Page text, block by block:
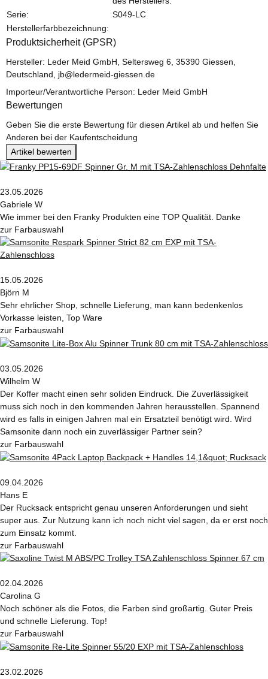
Serie:
S049-LC
Herstellerfarbbezeichnung:
Produktsicherheit (GPSR)
Hersteller: Leder Meid GmbH, Seltersweg 6, 35390 Giessen,
Deutschland, jb@ledermeid-giessen.de
Importeur/Verantwortliche Person: Leder Meid GmbH
Bewertungen
Geben Sie die erste Bewertung für diesen Artikel ab und helfen Sie
Anderen bei der Kaufentscheidung
Artikel bewerten
23.05.2026
Gabriele W
Wie immer bei den Franky Produkten eine TOP Qualität. Danke
zur Farbauswahl
15.05.2026
Björn M
Sehr ehrlicher Shop, schnelle Lieferung, man kann bedenkenlos
Vorkasse leisten, Top Ware
zur Farbauswahl
03.05.2026
Wilhelm W
Der Koffer macht einen sehr soliden Eindruck. Die Zuverlässigkeit
muss sich noch in den kommenden Jahren herausstellen. Spannend
wird es falls in einigen Jahren mal ein Ersatzteil benötigt wird. Wird
Samsonite dann noch ein zuverlässiger Partner sein?
zur Farbauswahl
09.04.2026
Hans E
Der Rucksack entspricht genau unseren Anforderungen und sieht
super aus. Zur Nutzung kann ich noch nicht viel sagen, da er erst noch
zum Einsatz kommt.
zur Farbauswahl
02.04.2026
Carolina G
Noch schöner als die Fotos, die Farben sind großartig. Guter Preis
und schnelle Lieferung. Top!
zur Farbauswahl
23.02.2026